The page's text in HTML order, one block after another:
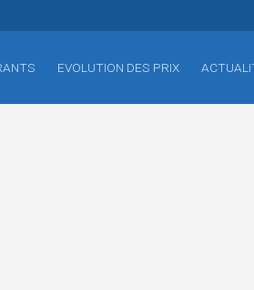
EVOLUTION DES PRIX